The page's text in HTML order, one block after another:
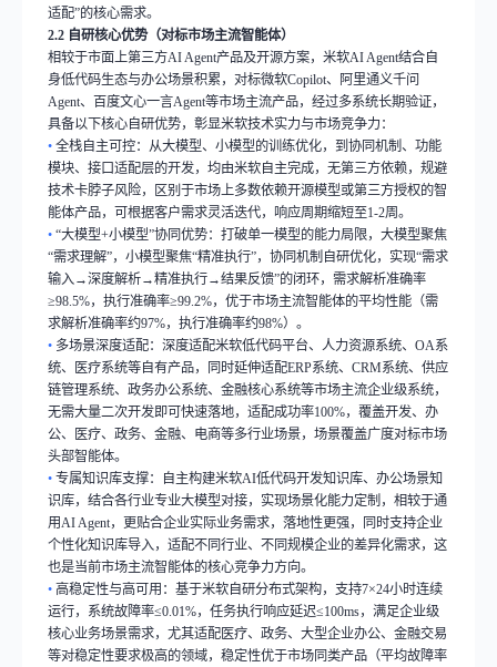
适配”的核心需求。
2.2 自研核心优势（对标市场主流智能体）
相较于市面上第三方AI Agent产品及开源方案，米软AI Agent结合自
身低代码生态与办公场景积累，对标微软Copilot、阿里通义千问
Agent、百度文心一言Agent等市场主流产品，经过多系统长期验证，
具备以下核心自研优势，彰显米软技术实力与市场竞争力：
• 全栈自主可控：从大模型、小模型的训练优化，到协同机制、功能
模块、接口适配层的开发，均由米软自主完成，无第三方依赖，规避
技术卡脖子风险，区别于市场上多数依赖开源模型或第三方授权的智
能体产品，可根据客户需求灵活迭代，响应周期缩短至1-2周。
• “大模型+小模型”协同优势：打破单一模型的能力局限，大模型聚焦
“需求理解”，小模型聚焦“精准执行”，协同机制自研优化，实现“需求
输入→深度解析→精准执行→结果反馈”的闭环，需求解析准确率
≥98.5%，执行准确率≥99.2%，优于市场主流智能体的平均性能（需
求解析准确率约97%，执行准确率约98%）。
• 多场景深度适配：深度适配米软低代码平台、人力资源系统、OA系
统、医疗系统等自有产品，同时延伸适配ERP系统、CRM系统、供应
链管理系统、政务办公系统、金融核心系统等市场主流企业级系统，
无需大量二次开发即可快速落地，适配成功率100%，覆盖开发、办
公、医疗、政务、金融、电商等多行业场景，场景覆盖广度对标市场
头部智能体。
• 专属知识库支撑：自主构建米软AI低代码开发知识库、办公场景知
识库，结合各行业专业大模型对接，实现场景化能力定制，相较于通
用AI Agent，更贴合企业实际业务需求，落地性更强，同时支持企业
个性化知识库导入，适配不同行业、不同规模企业的差异化需求，这
也是当前市场主流智能体的核心竞争力方向。
• 高稳定性与高可用：基于米软自研分布式架构，支持7×24小时连续
运行，系统故障率≤0.01%，任务执行响应延迟≤100ms，满足企业级
核心业务场景需求，尤其适配医疗、政务、大型企业办公、金融交易
等对稳定性要求极高的领域，稳定性优于市场同类产品（平均故障率